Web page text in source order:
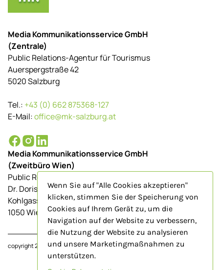
Media Kommunikationsservice GmbH
(Zentrale)
Public Relations-Agentur für Tourismus
Auerspergstraße 42
5020 Salzburg
Tel.: +43 (0) 662 875368-127
E-Mail:office@mk-salzburg.at
Media Kommunikationsservice GmbH
(Zweitbüro Wien)
Public Relations-Agentur für Tourismus
Dr. Doris Schenkenfelder
Kohlgasse 9/Top 23
1050 Wien
copyright 2024www.mk-salzburg.at
Wenn Sie auf "Alle Cookies akzeptieren"
klicken, stimmen Sie der Speicherung von
Cookies auf Ihrem Gerät zu, um die
Navigation auf der Website zu verbessern,
die Nutzung der Website zu analysieren
und unsere Marketingmaßnahmen zu
unterstützen.